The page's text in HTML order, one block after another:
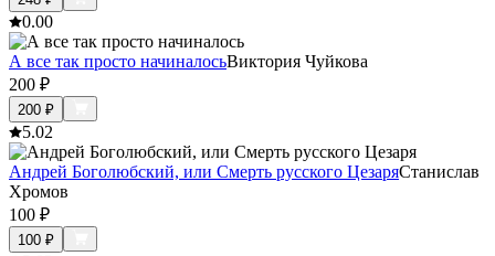
0.00
А все так просто начиналосьВиктория Чуйкова
200 ₽
200 ₽
5.02
Андрей Боголюбский, или Смерть русского ЦезаряСтанислав
Хромов
100 ₽
100 ₽